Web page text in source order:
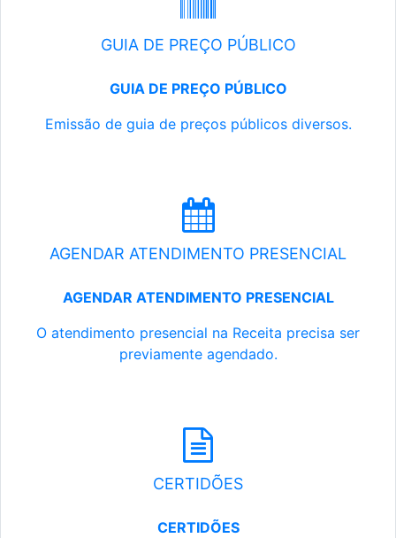
GUIA DE PREÇO PÚBLICO
GUIA DE PREÇO PÚBLICO
Emissão de guia de preços públicos diversos.
AGENDAR ATENDIMENTO PRESENCIAL
AGENDAR ATENDIMENTO PRESENCIAL
O atendimento presencial na Receita precisa ser
previamente agendado.
CERTIDÕES
CERTIDÕES